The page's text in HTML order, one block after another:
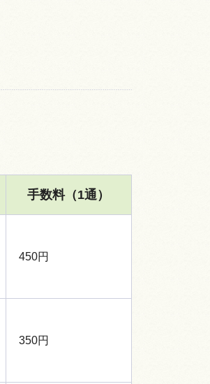
手数料（1通）
450円
350円